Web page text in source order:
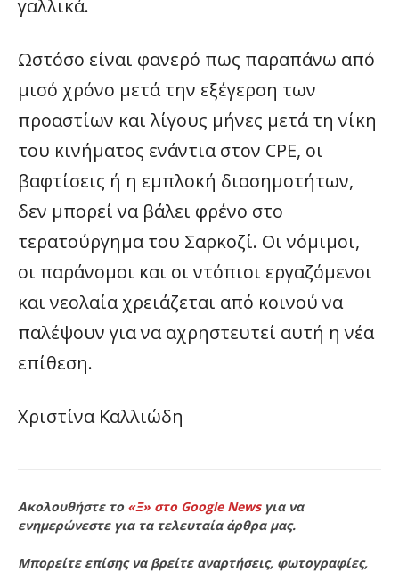
γαλλικά.
Ωστόσο είναι φανερό πως παραπάνω από
μισό χρόνο μετά την εξέγερση των
προαστίων και λίγους μήνες μετά τη νίκη
του κινήματος ενάντια στον CPE, οι
βαφτίσεις ή η εμπλοκή διασημοτήτων,
δεν μπορεί να βάλει φρένο στο
τερατούργημα του Σαρκοζί. Οι νόμιμοι,
οι παράνομοι και οι ντόπιοι εργαζόμενοι
και νεολαία χρειάζεται από κοινού να
παλέψουν για να αχρηστευτεί αυτή η νέα
επίθεση.
Χριστίνα Καλλιώδη
Ακολουθήστε το «Ξ» στο Google Newsγια να
ενημερώνεστε για τα τελευταία άρθρα μας.
Μπορείτε επίσης να βρείτε αναρτήσεις, φωτογραφίες,